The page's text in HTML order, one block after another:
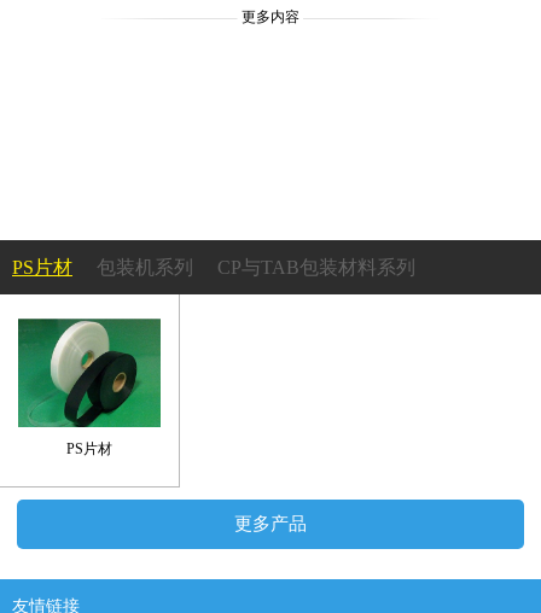
更多内容
PS片材 包装机系列 CP与TAB包装材料系列
成型机系列 PS吸塑托盘系列
承载带及上带系列
PS片材
更多产品
友情链接